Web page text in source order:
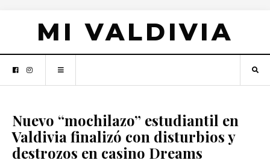
MI VALDIVIA
Nuevo “mochilazo” estudiantil en
Valdivia finalizó con disturbios y
destrozos en casino Dreams